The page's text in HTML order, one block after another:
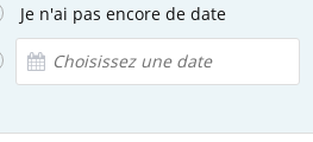
Je n'ai pas encore de date